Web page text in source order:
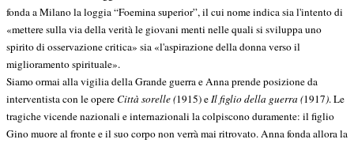
fonda a Milano la loggia “Foemina superior”, il cui nome indica sia l'intento di
«mettere sulla via della verità le giovani menti nelle quali si sviluppa uno
spirito di osservazione critica» sia «l'aspirazione della donna verso il
miglioramento spirituale».
Siamo ormai alla vigilia della Grande guerra e Anna prende posizione da
interventista con le opere Città sorelle (1915) eIl figlio della guerra (1917). Le
tragiche vicende nazionali e internazionali la colpiscono duramente: il figlio
Gino muore al fronte e il suo corpo non verrà mai ritrovato. Anna fonda allora la